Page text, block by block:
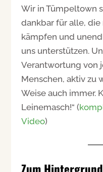
Wir in Tümpeltown
dankbar für alle,
kämpfen und
uns unterstützen.
Verantwortung von
Menschen, aktiv zu
Weise auch immer.
Leinemasch!“ (
Video)